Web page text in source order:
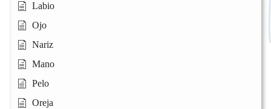
Labio
Ojo
Nariz
Mano
Pelo
Oreja